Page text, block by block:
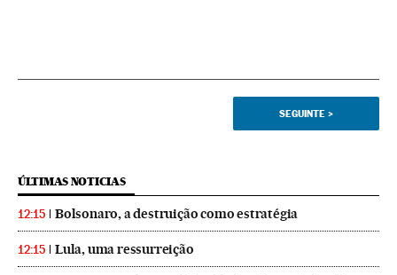
SEGUINTE >
ÚLTIMAS NOTICIAS
12:15 Bolsonaro, a destruição como estratégia
12:15 Lula, uma ressurreição